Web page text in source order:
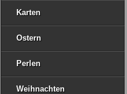
Karten
Ostern
Perlen
Weihnachten